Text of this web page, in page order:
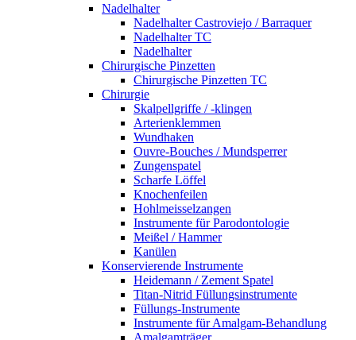
Nadelhalter
Nadelhalter Castroviejo / Barraquer
Nadelhalter TC
Nadelhalter
Chirurgische Pinzetten
Chirurgische Pinzetten TC
Chirurgie
Skalpellgriffe / -klingen
Arterienklemmen
Wundhaken
Ouvre-Bouches / Mundsperrer
Zungenspatel
Scharfe Löffel
Knochenfeilen
Hohlmeisselzangen
Instrumente für Parodontologie
Meißel / Hammer
Kanülen
Konservierende Instrumente
Heidemann / Zement Spatel
Titan-Nitrid Füllungsinstrumente
Füllungs-Instrumente
Instrumente für Amalgam-Behandlung
Amalgamträger